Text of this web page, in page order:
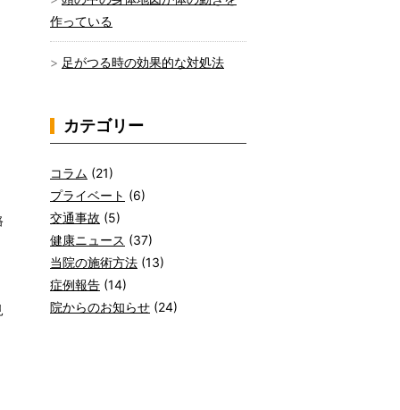
作っている
足がつる時の効果的な対処法
カテゴリー
コラム (21)
プライベート (6)
交通事故 (5)
健康ニュース (37)
当院の施術方法 (13)
症例報告 (14)
院からのお知らせ (24)